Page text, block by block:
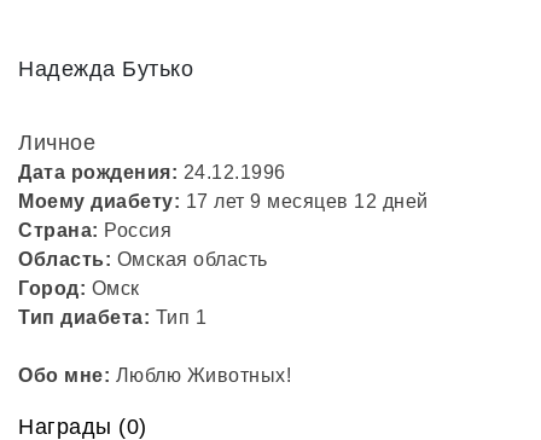
Надежда Бутько
Личное
Дата рождения: 24.12.1996
Моему диабету: 17 лет 9 месяцев 12 дней
Страна: Россия
Область: Омская область
Город: Омск
Тип диабета: Тип 1
Обо мне: Люблю Животных!
Награды (0)